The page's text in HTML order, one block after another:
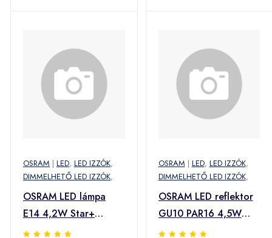
OSRAM | LED, LED IZZÓK,
DIMMELHETŐ LED IZZÓK,
OSRAM LED lámpa
E14 4,2W Star+
gyertya matt távir.
OSRAM | LED, LED IZZÓK,
DIMMELHETŐ LED IZZÓK,
OSRAM LED reflektor
GU10 PAR16 4,5W
Star+ GLOWdim